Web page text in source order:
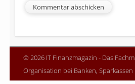
© 2026 IT Finanzmagazin - Das
Organisation bei Banken,